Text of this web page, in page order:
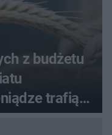
z budżetu
trafią